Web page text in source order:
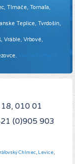
Tlmače, Tornaľa,
Teplice, Tvrdošín,
Vráble, Vrbové,
Viac informácií ...
010 01
(0)905 903
Chlmec, Levice,